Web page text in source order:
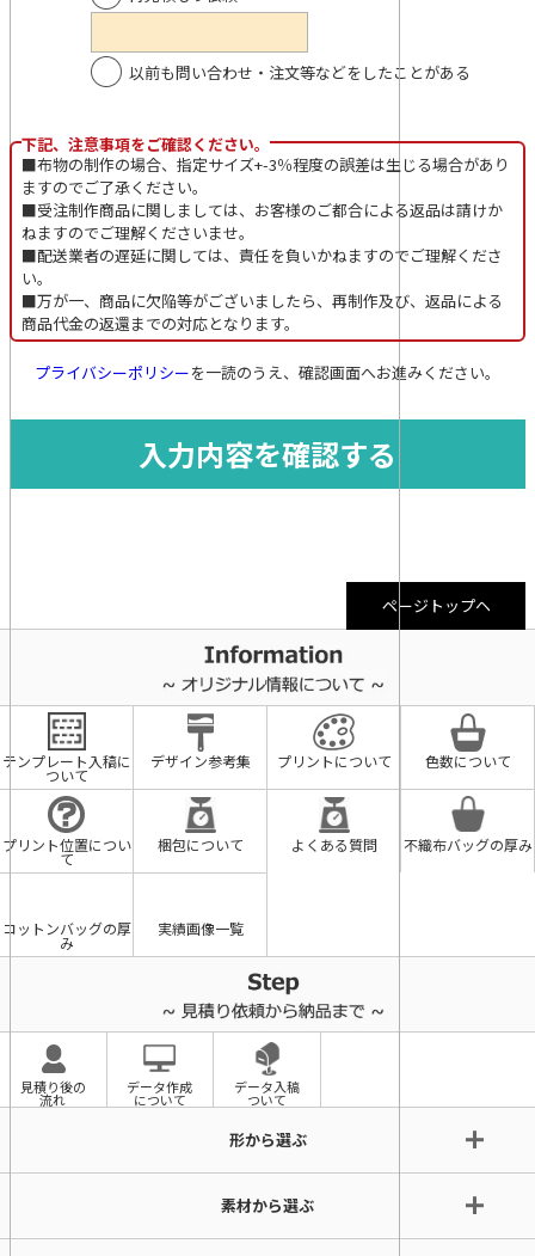
以前も問い合わせ・注文等などをしたことがある
下記、注意事項をご確認ください。
■布物の制作の場合、指定サイズ+-3％程度の誤差は生じる場合があり
ますのでご了承ください。
■受注制作商品に関しましては、お客様のご都合による返品は請けか
ねますのでご理解くださいませ。
■配送業者の遅延に関しては、責任を負いかねますのでご理解くださ
い。
■万が一、商品に欠陥等がございましたら、再制作及び、返品による
商品代金の返還までの対応となります。
プライバシーポリシーを一読のうえ、確認画面へお進みください。
ページトップヘ
テンプレート入稿に
ついて
デザイン参考集 プリントについて 色数について
プリント位置につい
て
梱包について よくある質問 不織布バッグの厚み
コットンバッグの厚
み
実績画像一覧
見積り後の
流れ
データ作成
について
データ入稿
ついて
形から選ぶ
素材から選ぶ